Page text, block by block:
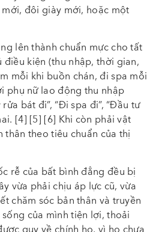
đôi giày mới, hoặc một
lên thành chuẩn mực cho tất
kiện (thu nhập, thời gian,
mỗi khi buồn chán, đi spa mỗi
phụ nữ lao động thu nhập
bát đi”, “Đi spa đi”, “Đầu tư
[4] [5] [6] Khi còn phải vật
theo tiêu chuẩn của thị
rễ của bất bình đẳng đều bị
vừa phải chịu áp lực cũ, vừa
chăm sóc bản thân và truyền
của mình tiện lợi, thoải
quy về chính họ, vì họ chưa